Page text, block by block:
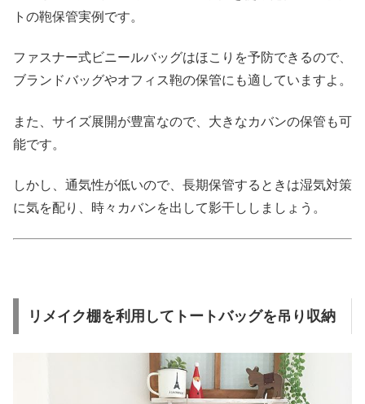
トの鞄保管実例です。
ファスナー式ビニールバッグはほこりを予防できるので、
ブランドバッグやオフィス鞄の保管にも適していますよ。
また、サイズ展開が豊富なので、大きなカバンの保管も可
能です。
しかし、通気性が低いので、長期保管するときは湿気対策
に気を配り、時々カバンを出して影干ししましょう。
リメイク棚を利用してトートバッグを吊り収納